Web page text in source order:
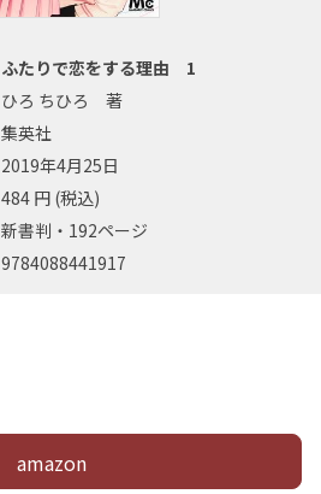
ふたりで恋をする理由 1
ひろ ちひろ 著
集英社
2019年4月25日
484 円 (税込)
新書判・192ページ
9784088441917
amazon